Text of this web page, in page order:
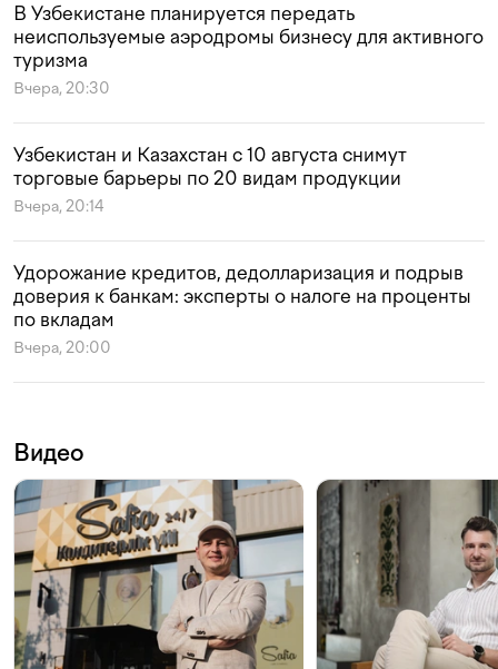
В Узбекистане планируется передать
неиспользуемые аэродромы бизнесу для активного
туризма
Вчера, 20:30
Узбекистан и Казахстан с 10 августа снимут
торговые барьеры по 20 видам продукции
Вчера, 20:14
Удорожание кредитов, дедолларизация и подрыв
доверия к банкам: эксперты о налоге на проценты
по вкладам
Вчера, 20:00
Видео